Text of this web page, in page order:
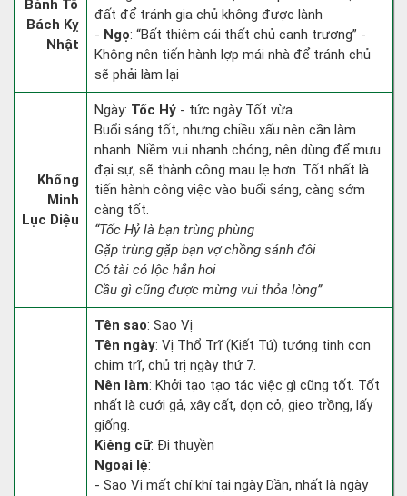
Bành Tổ
Bách Kỵ
Nhật
đất để tránh gia chủ không được lành
- Ngọ: “Bất thiêm cái thất chủ canh trương” -
Không nên tiến hành lợp mái nhà để tránh chủ
sẽ phải làm lại
Khổng
Minh
Lục Diệu
Ngày: Tốc Hỷ - tức ngày Tốt vừa.
Buổi sáng tốt, nhưng chiều xấu nên cần làm
nhanh. Niềm vui nhanh chóng, nên dùng để mưu
đại sự, sẽ thành công mau lẹ hơn. Tốt nhất là
tiến hành công việc vào buổi sáng, càng sớm
càng tốt.
“Tốc Hỷ là bạn trùng phùng
Gặp trùng gặp bạn vợ chồng sánh đôi
Có tài có lộc hẳn hoi
Cầu gì cũng được mừng vui thỏa lòng”
Tên sao: Sao Vị
Tên ngày: Vị Thổ Trĩ (Kiết Tú) tướng tinh con
chim trĩ, chủ trị ngày thứ 7.
Nên làm: Khởi tạo tạo tác việc gì cũng tốt. Tốt
nhất là cưới gả, xây cất, dọn cỏ, gieo trồng, lấy
giống.
Kiêng cữ: Đi thuyền
Ngoại lệ:
- Sao Vị mất chí khí tại ngày Dần, nhất là ngày